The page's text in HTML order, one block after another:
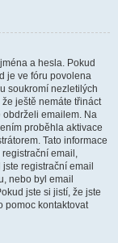
a hesla. Pokud
je ve fóru povolena
soukromí nezletilých
ještě nemáte třináct
obdrželi emailem. Na
proběhla aktivace
Tato informace
email,
registrační email
nebo byl email
jste si jistí, že jste
pomoc kontaktovat